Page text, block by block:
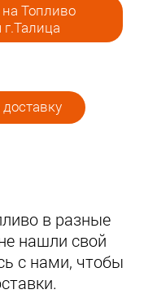
Топливо
в разные
нашли свой
с нами, чтобы